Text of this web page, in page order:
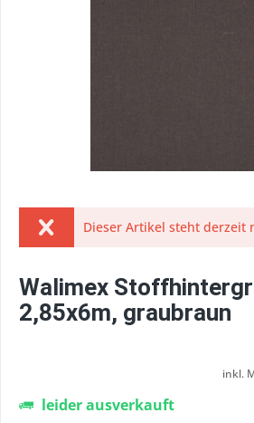
Dieser Artikel steht derzeit
Walimex
2,85x6m, graubraun
inkl.
leider ausverkauft